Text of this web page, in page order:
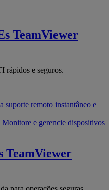
TeamViewer
rápidos e seguros.
suporte remoto instantâneo e
Monitore e gerencie dispositivos
TeamViewer